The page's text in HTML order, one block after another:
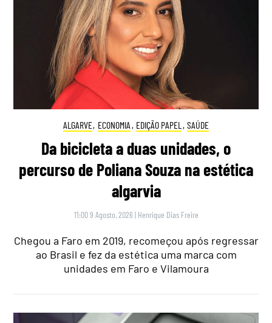
ALGARVE, ECONOMIA , EDIÇÃO PAPEL , SAÚDE
Da bicicleta a duas unidades, o
percurso de Poliana Souza na estética
algarvia
11:00 9 Agosto, 2026 | Henrique Dias Freire
Chegou a Faro em 2019, recomeçou após regressar
ao Brasil e fez da estética uma marca com
unidades em Faro e Vilamoura